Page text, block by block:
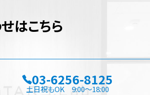
はこちら
03-6256-8125
土日祝もOK 9:00～18:00